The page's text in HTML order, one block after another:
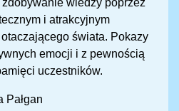
wiedzy poprzez
i atrakcyjnym
świata. Pokazy
emocji i z pewnością
uczestników.
Pałgan